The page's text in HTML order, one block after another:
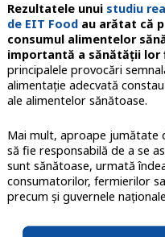
Rezultatele unui studiu
de EIT Foodau arătat că
consumul alimentelor
importantă a sănătății lor
principalele provocări
alimentație adecvată
ale alimentelor sănătoase.
Mai mult, aproape jumătate
să fie responsabilă de a se
sunt sănătoase, urmată
consumatorilor, fermierilor
precum și guvernele